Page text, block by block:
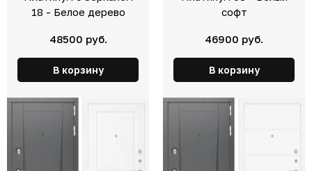
18 - Белое дерево
48500 руб.
В корзину
софт
46900 руб.
В корзину